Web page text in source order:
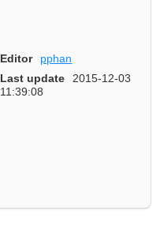
Editor
pphan
Last update
2015-12-03
11:39:08